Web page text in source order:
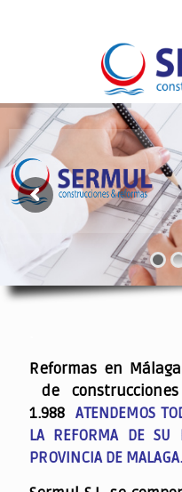
Reformas en
de
1.988ATENDEMOS
LA REFORMA DE SU
PROVINCIA DE MALAGA.